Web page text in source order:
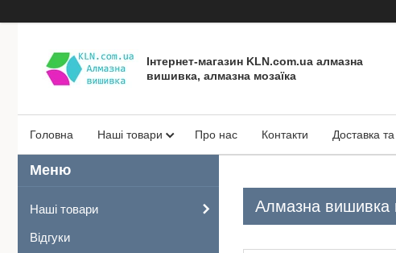
Інтернет-магазин KLN.com.ua алмазна
вишивка, алмазна мозаїка
Головна Наші товари Про нас Контакти Доставка
Алмазна вишивка
Наші товари
Відгуки